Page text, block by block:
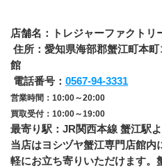
店舗名：トレジャーファクトリ
館
電話番号： 0567-94-3331
営業時間：10:00～20:00
買取受付：10:00～19:00
最寄り駅：JR関西本線 蟹江駅
当店はヨシヅヤ蟹江専門店館内
軽にお立ち寄りいただけます。